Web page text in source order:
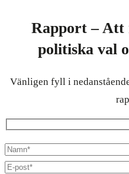
Rapport – Att
politiska val
Vänligen fyll i